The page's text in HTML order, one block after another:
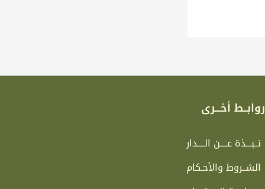
روابــط أخـــرى
نــبـــذة عــــن الــــدار
الشــروط والأحـكام